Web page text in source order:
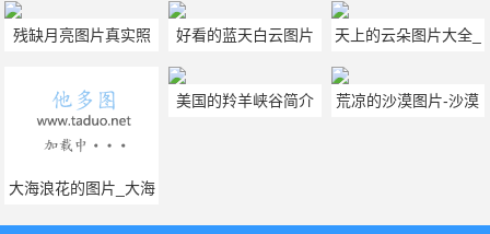
残缺月亮图片真实照
片月圆月缺图片
好看的蓝天白云图片
白云蓝天图片大全
天上的云朵图片大全_
大海浪花的图片_大海
美国的羚羊峡谷简介
荒凉的沙漠图片-沙漠